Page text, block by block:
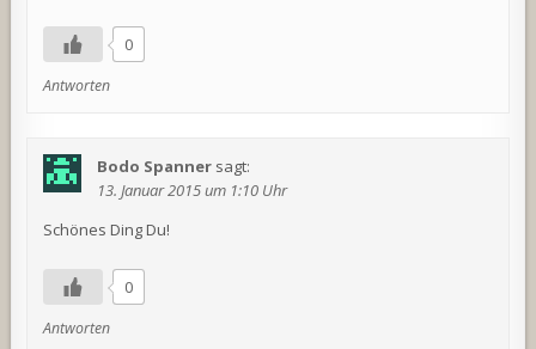
0
Antworten
Bodo Spanner sagt:
13. Januar 2015 um 1:10 Uhr
Schönes Ding Du!
0
Antworten